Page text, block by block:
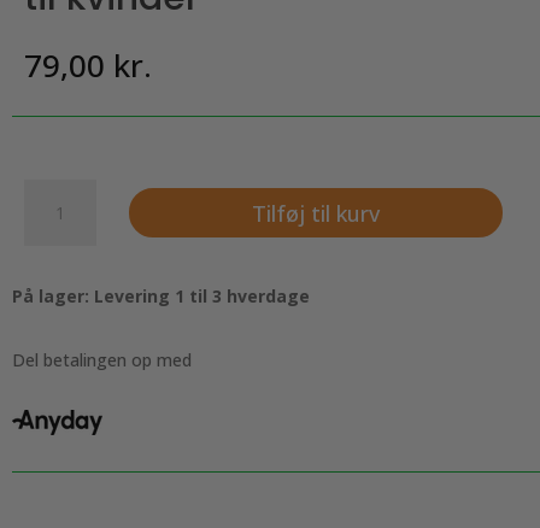
79,00 kr.
Creation®
casual
"Fruits"
kvinder
Tilføj til kurv
På lager: Levering 1 til 3 hverdage
Del betalingen op med